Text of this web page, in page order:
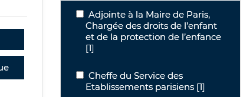
Adjointe à la Maire de Paris, Chargée
Adjointe à la Maire de Paris,
Chargée des droits de l’enfant
et de la protection de l’enfance
[1]
Cheffe du Service des Etablissements
Cheffe du Service des
Etablissements parisiens [1]